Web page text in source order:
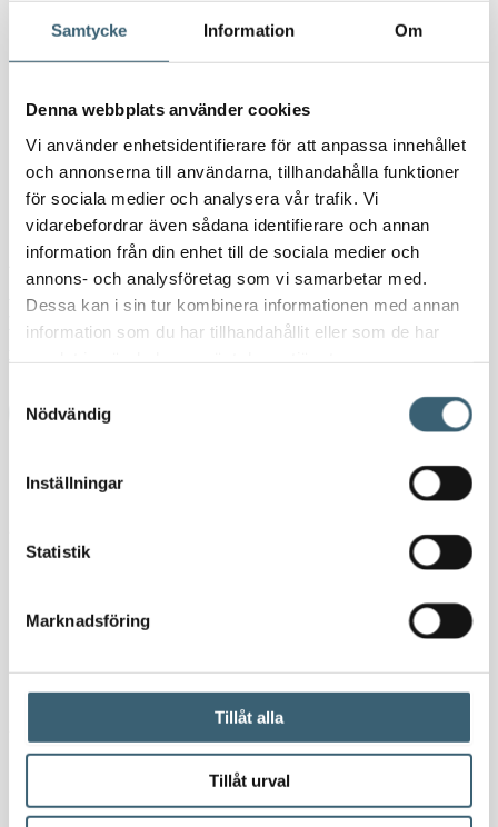
Samtycke Information Om
Denna webbplats använder cookies
Vi använder enhetsidentifierare för att anpassa innehållet
och annonserna till användarna, tillhandahålla funktioner
för sociala medier och analysera vår trafik. Vi
vidarebefordrar även sådana identifierare och annan
information från din enhet till de sociala medier och
annons- och analysföretag som vi samarbetar med.
Dessa kan i sin tur kombinera informationen med annan
information som du har tillhandahållit eller som de har
Nödvändig
Inställningar
Statistik
Marknadsföring
Tillåt alla
Tillåt urval
I lager
-
MiljöPLUS
MINIJET
Tryckstegrings­
enhet
mängd
+ Lägg till i varukorg
Artikelnr:117383 Kategorier:Jet- & tryckstegringspumpar,
Nödvattenutrustning,Tankutrustning,Vattenpumpar & tillbehör
Vattentankar Ovan Mark
Etiketter: frekvensstyrd pump
Ladda ner produktblad
Detaljerad beskrivning
hemmet? MiljöPLUS MINIJET tryckstegrings­enhet är komplett och
kompakt med varvtalsreglering som ger ett jämnt och stabilt
konstanttryck, oavsett vattenförbrukning i hushållet.